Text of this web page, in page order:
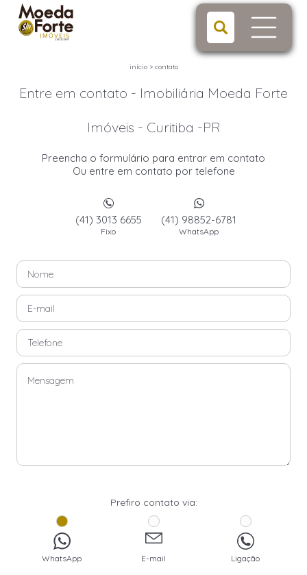
início> contato
Entre em contato - Imobiliária Moeda Forte
Imóveis - Curitiba -PR
Preencha o formulário para entrar em contato
Ou entre em contato por telefone
(41) 3013 6655
Fixo
(41) 98852-6781
WhatsApp
Prefiro contato via:
WhatsApp E-mail Ligação